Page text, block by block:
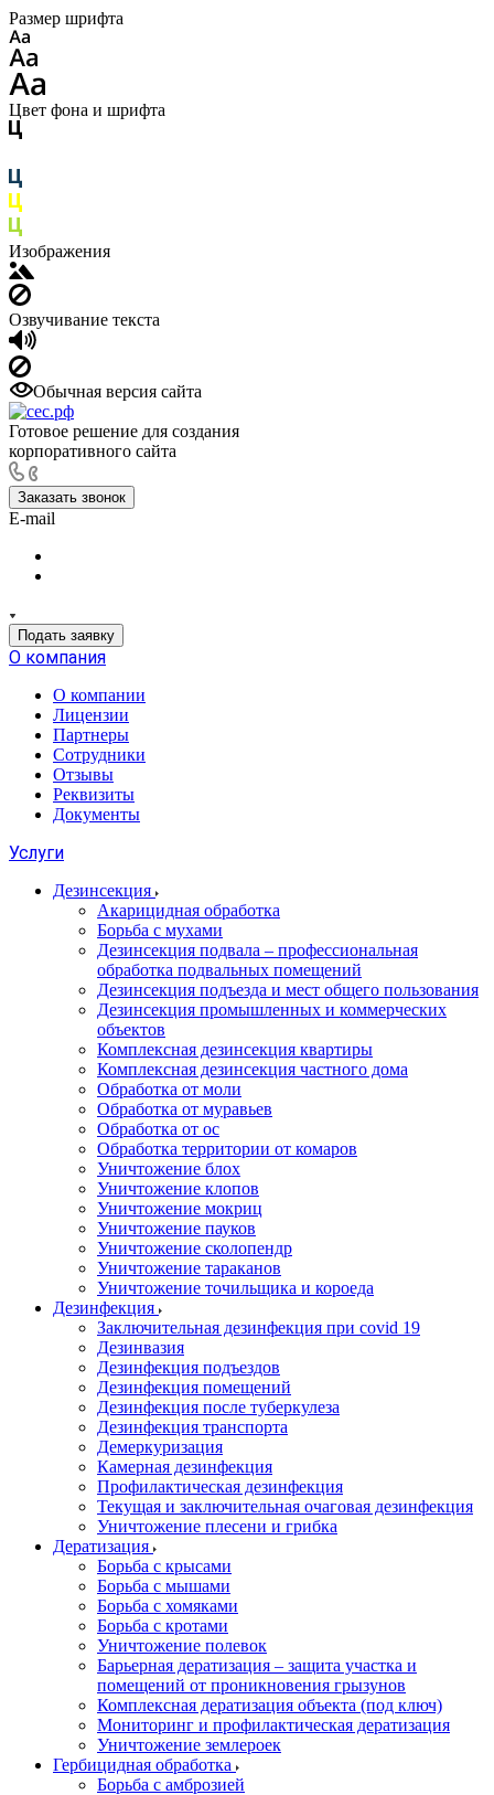
Размер шрифта
Цвет фона и шрифта
Изображения
Озвучивание текста
Обычная версия сайта
Готовое решение для создания
корпоративного сайта
Заказать звонок
E-mail
Подать заявку
О компания
О компании
Лицензии
Партнеры
Сотрудники
Отзывы
Реквизиты
Документы
Услуги
Дезинсекция
Акарицидная обработка
Борьба с мухами
Дезинсекция подвала – профессиональная
обработка подвальных помещений
Дезинсекция подъезда и мест общего пользования
Дезинсекция промышленных и коммерческих
объектов
Комплексная дезинсекция квартиры
Комплексная дезинсекция частного дома
Обработка от моли
Обработка от муравьев
Обработка от ос
Обработка территории от комаров
Уничтожение блох
Уничтожение клопов
Уничтожение мокриц
Уничтожение пауков
Уничтожение сколопендр
Уничтожение тараканов
Уничтожение точильщика и короеда
Дезинфекция
Заключительная дезинфекция при covid 19
Дезинвазия
Дезинфекция подъездов
Дезинфекция помещений
Дезинфекция после туберкулеза
Дезинфекция транспорта
Демеркуризация
Камерная дезинфекция
Профилактическая дезинфекция
Текущая и заключительная очаговая дезинфекция
Уничтожение плесени и грибка
Дератизация
Борьба с крысами
Борьба с мышами
Борьба с хомяками
Борьба с кротами
Уничтожение полевок
Барьерная дератизация – защита участка и
помещений от проникновения грызунов
Комплексная дератизация объекта (под ключ)
Мониторинг и профилактическая дератизация
Уничтожение землероек
Гербицидная обработка
Борьба с амброзией